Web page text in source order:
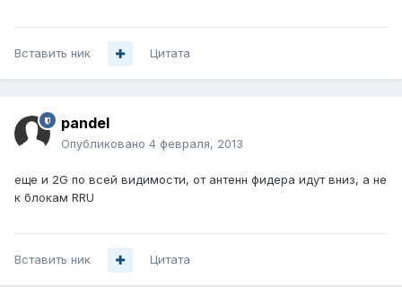
Вставить ник Цитата
pandel
Опубликовано 4 февраля, 2013
еще и 2G по всей видимости, от антенн фидера идут вниз, а не
к блокам RRU
Вставить ник Цитата